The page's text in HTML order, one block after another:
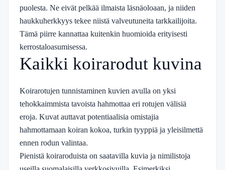
puolesta. Ne eivät pelkää ilmaista läsnäoloaan, ja niiden
haukkuherkkyys tekee niistä valveutuneita tarkkailijoita.
Tämä piirre kannattaa kuitenkin huomioida erityisesti
kerrostaloasumisessa.
Kaikki koirarodut kuvina
Koirarotujen tunnistaminen kuvien avulla on yksi
tehokkaimmista tavoista hahmottaa eri rotujen välisiä
eroja. Kuvat auttavat potentiaalisia omistajia
hahmottamaan koiran kokoa, turkin tyyppiä ja yleisilmettä
ennen rodun valintaa.
Pienistä koiraroduista on saatavilla kuvia ja nimilistoja